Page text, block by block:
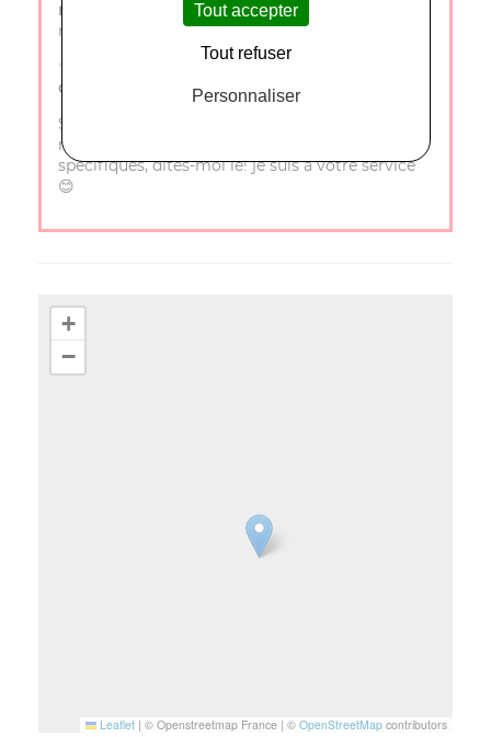
rue porte de Monteuxet laissez-vous séduire par
nos trésors naturels !
✨
de votre bien-être !✨
Si vous souhaitez une personnalisation avec le
nom de votre boutique ou des détails
spécifiques, dites-moi le! je suis à votre service
😊
+
−
Leaflet | © Openstreetmap France | © OpenStreetMap contributors
Tout accepter
Tout refuser
Personnaliser